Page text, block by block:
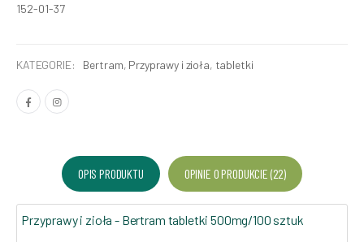
152-01-37
KATEGORIE: Bertram, Przyprawy i zioła, tabletki
OPIS PRODUKTU OPINIE O PRODUKCIE (22)
Przyprawy i zioła - Bertram tabletki 500mg/100 sztuk